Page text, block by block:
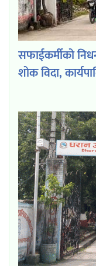
सफाईकर्मीको
शोक विदा,